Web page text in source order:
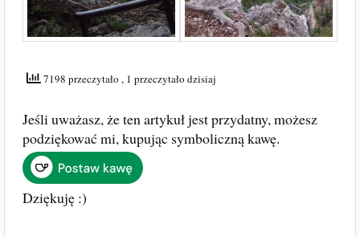
7198 przeczytało , 1 przeczytało dzisiaj
Jeśli uważasz, że ten artykuł jest przydatny, możesz
podziękować mi, kupując symboliczną kawę.
Dziękuję :)